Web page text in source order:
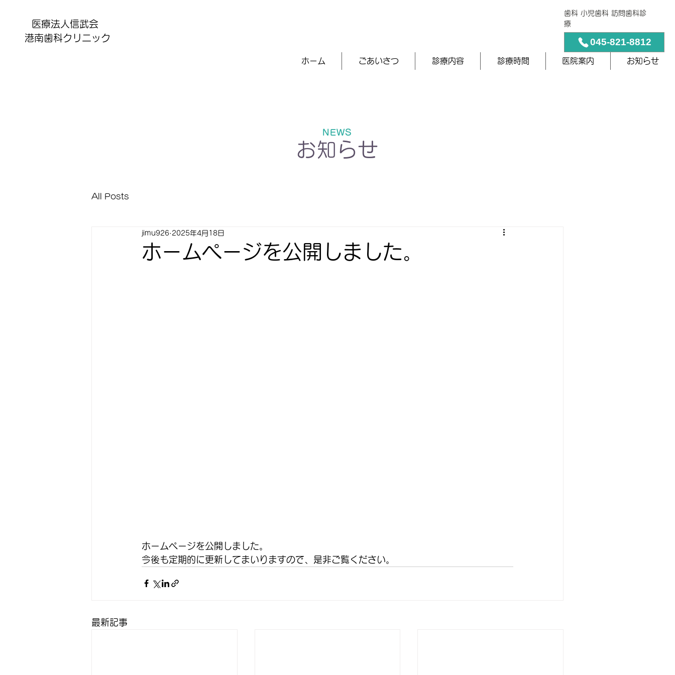
医療法人信武会
港南歯科クリニック
歯科 小児歯科 訪問歯科診
療
045-821-8812
ホーム ごあいさつ 診療内容 診療時間 医院案内 お知らせ
NEWS
お知らせ
All Posts
ホームページを公開しました。
jimu926 2025年4月18日
ホームページを公開しました。
今後も定期的に更新してまいりますので、是非ご覧ください。
最新記事